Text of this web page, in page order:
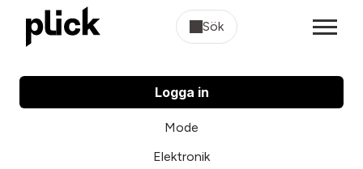
Sök
Logga in
Mode
Elektronik